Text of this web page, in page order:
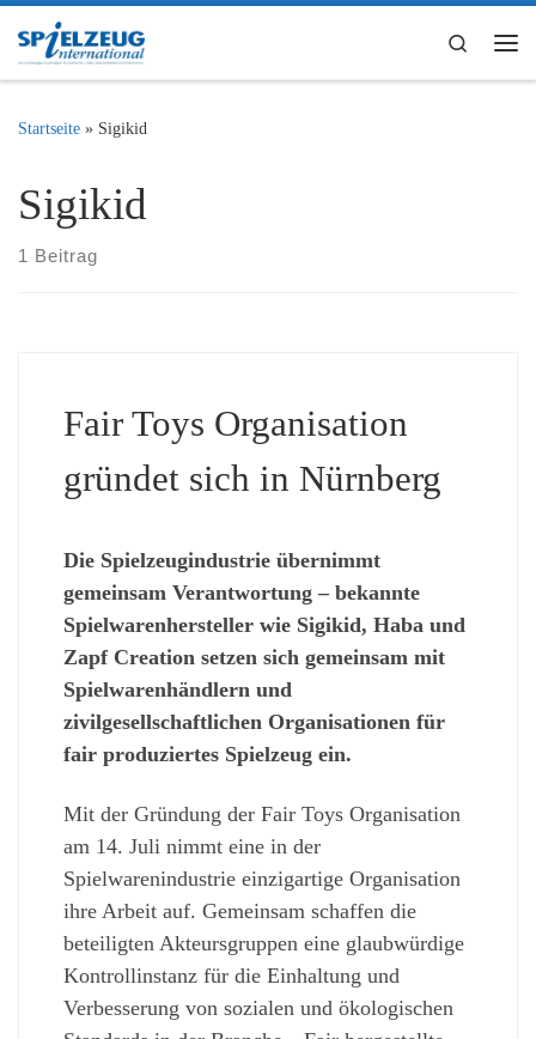
Zum Inhalt springen
Search
Startseite » Sigikid
Sigikid
1 Beitrag
Fair Toys Organisation
gründet sich in Nürnberg
Die Spielzeugindustrie übernimmt
gemeinsam Verantwortung – bekannte
Spielwarenhersteller wie Sigikid, Haba und
Zapf Creation setzen sich gemeinsam mit
Spielwarenhändlern und
zivilgesellschaftlichen Organisationen für
fair produziertes Spielzeug ein.
Mit der Gründung der Fair Toys Organisation
am 14. Juli nimmt eine in der
Spielwarenindustrie einzigartige Organisation
ihre Arbeit auf. Gemeinsam schaffen die
beteiligten Akteursgruppen eine glaubwürdige
Kontrollinstanz für die Einhaltung und
Verbesserung von sozialen und ökologischen